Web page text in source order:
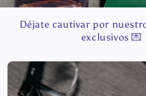
Déjate cautivar por
exclusivos 💌